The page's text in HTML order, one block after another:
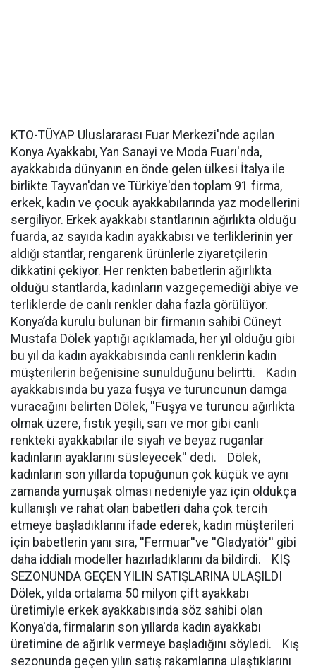
KTO-TÜYAP Uluslararası Fuar Merkezi'nde açılan
Konya Ayakkabı, Yan Sanayi ve Moda Fuarı'nda,
ayakkabıda dünyanın en önde gelen ülkesi İtalya ile
birlikte Tayvan'dan ve Türkiye'den toplam 91 firma,
erkek, kadın ve çocuk ayakkabılarında yaz modellerini
sergiliyor. Erkek ayakkabı stantlarının ağırlıkta olduğu
fuarda, az sayıda kadın ayakkabısı ve terliklerinin yer
aldığı stantlar, rengarenk ürünlerle ziyaretçilerin
dikkatini çekiyor. Her renkten babetlerin ağırlıkta
olduğu stantlarda, kadınların vazgeçemediği abiye ve
terliklerde de canlı renkler daha fazla görülüyor.
Konya’da kurulu bulunan bir firmanın sahibi Cüneyt
Mustafa Dölek yaptığı açıklamada, her yıl olduğu gibi
bu yıl da kadın ayakkabısında canlı renklerin kadın
müşterilerin beğenisine sunulduğunu belirtti. Kadın
ayakkabısında bu yaza fuşya ve turuncunun damga
vuracağını belirten Dölek, ''Fuşya ve turuncu ağırlıkta
olmak üzere, fıstık yeşili, sarı ve mor gibi canlı
renkteki ayakkabılar ile siyah ve beyaz ruganlar
kadınların ayaklarını süsleyecek'' dedi. Dölek,
kadınların son yıllarda topuğunun çok küçük ve aynı
zamanda yumuşak olması nedeniyle yaz için oldukça
kullanışlı ve rahat olan babetleri daha çok tercih
etmeye başladıklarını ifade ederek, kadın müşterileri
için babetlerin yanı sıra, ''Fermuar''ve ''Gladyatör'' gibi
daha iddialı modeller hazırladıklarını da bildirdi. KIŞ
SEZONUNDA GEÇEN YILIN SATIŞLARINA ULAŞILDI
Dölek, yılda ortalama 50 milyon çift ayakkabı
üretimiyle erkek ayakkabısında söz sahibi olan
Konya'da, firmaların son yıllarda kadın ayakkabı
üretimine de ağırlık vermeye başladığını söyledi. Kış
sezonunda geçen yılın satış rakamlarına ulaştıklarını